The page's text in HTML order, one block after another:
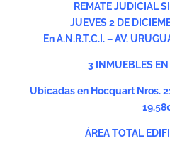
REMATE JUDICIAL
JUEVES 2 DE
En A.N.R.T.C.I. – AV.
3 INMUEBLES
Ubicadas en Hocquart Nros.
ÁREA TOTAL